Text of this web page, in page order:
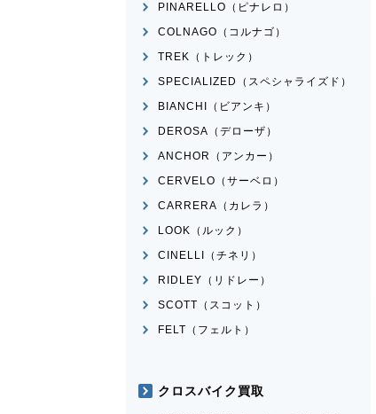
クロスバイク
GIOSMIATRAL 2019年頃
モデル
買取価格
¥
PINARELLO（ピナレロ）
COLNAGO（コルナゴ）
TREK（トレック）
SPECIALIZED（スペシャライズド）
BIANCHI（ビアンキ）
DEROSA（デローザ）
ANCHOR（アンカー）
CERVELO（サーベロ）
CARRERA（カレラ）
LOOK（ルック）
CINELLI（チネリ）
RIDLEY（リドレー）
SCOTT（スコット）
FELT（フェルト）
クロスバイク買取